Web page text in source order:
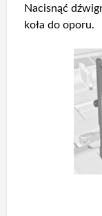
Nacisnąć
koła do oporu.